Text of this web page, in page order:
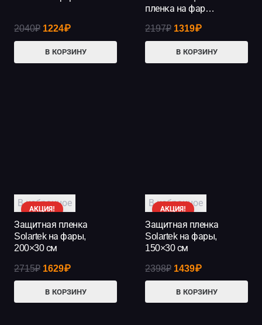
2040₽ Первоначальная
цена
1224₽Текущая
цена:
В КОРЗИНУ
пленка на фар…
2197₽ Первоначальная
цена
1319₽Текущая
цена:
В КОРЗИНУ
АКЦИЯ!
В избранное
Защитная пленка
Solartek на фары,
200×30 см
2715₽ Первоначальная
составляла
1629₽Текущая
1629₽.
В КОРЗИНУ
АКЦИЯ!
В избранное
Защитная пленка
Solartek на фары,
150×30 см
2398₽ Первоначальная
составляла
1439₽Текущая
1439₽.
В КОРЗИНУ